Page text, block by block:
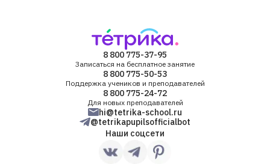
8 800 775-37-95
Записаться на бесплатное занятие
8 800 775-50-53
Поддержка учеников и преподавателей
8 800 775-24-72
Для новых преподавателей
hi@tetrika-school.ru
@tetrikapupilsofficialbot
Наши соцсети